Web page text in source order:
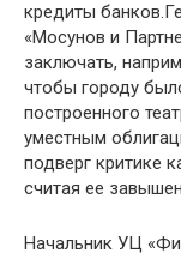
кредиты
«Мосунов и
заключать,
чтобы городу
построенного
уместным
подверг критике
считая ее
Начальник УЦ